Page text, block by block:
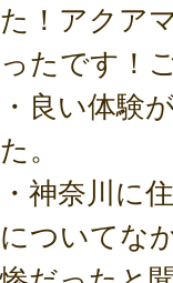
た！アクア
ったです！
・良い体験
た。
・神奈川に
についてな